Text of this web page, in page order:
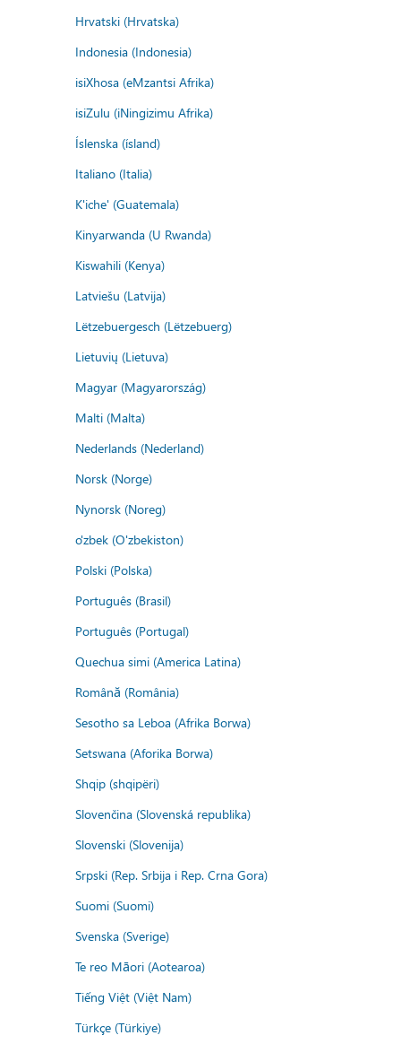
Hrvatski (Hrvatska)
Indonesia (Indonesia)
isiXhosa (eMzantsi Afrika)
isiZulu (iNingizimu Afrika)
Íslenska (ísland)
Italiano (Italia)
K'iche' (Guatemala)
Kinyarwanda (U Rwanda)
Kiswahili (Kenya)
Latviešu (Latvija)
Lëtzebuergesch (Lëtzebuerg)
Lietuvių (Lietuva)
Magyar (Magyarország)
Malti (Malta)
Nederlands (Nederland)
Norsk (Norge)
Nynorsk (Noreg)
o'zbek (O'zbekiston)
Polski (Polska)
Português (Brasil)
Português (Portugal)
Quechua simi (America Latina)
Română (România)
Sesotho sa Leboa (Afrika Borwa)
Setswana (Aforika Borwa)
Shqip (shqipëri)
Slovenčina (Slovenská republika)
Slovenski (Slovenija)
Srpski (Rep. Srbija i Rep. Crna Gora)
Suomi (Suomi)
Svenska (Sverige)
Te reo Māori (Aotearoa)
Tiếng Việt (Việt Nam)
Türkçe (Türkiye)